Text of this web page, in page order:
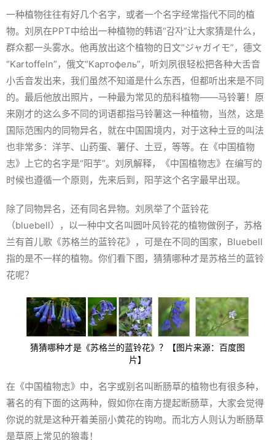
一种植物往往有好几个名字，或者一个名字经常指代不同的植
物。刘夙在PPT中给出一种植物的韩语“감자”让大家猜是什么，
群众都一头雾水。他再放出这个植物的日文“ジャガイモ”，德文
“Kartoffeln”，俄文“Картофель”，听刘夙很轻松把各种大舌音
小舌音发出来，我们虽然不知道是什么东西，但都听出来是不同
的。最后他放出照片，一种最为常见的茄科植物——马铃薯！原
来刚才的这么多不同的词语都指马铃薯这一种植物，当然，这是
国际范围内的同物异名，就在中国国境内，对于这种土豆的叫法
也非常多：洋芋、山药蛋、薯仔、土豆，等等。在《中国植物
志》上它的名字是“阳芋”。刘夙解释，《中国植物志》在编写的
时候也遵循一个原则，先来后到，阳芋这个名字最早出现。
除了同物异名，还有同名异物。刘夙举了个蓝铃花
（bluebell），以一种中文名叫圆叶风铃花的植物做例子，苏格
兰有首儿歌《苏格兰的蓝铃花》，可是在不同的国家，Bluebell
指的是不一样的植物。你们看下图，猜猜哪种才是苏格兰的蓝铃
花呢？
猜猜哪种才是《苏格兰的蓝铃花》？【图片来源：百度图
片】
在《中国植物志》中，名字或别名叫断肠草的植物也有很多种，
著名的有下面的这两种，假如你在南方提起断肠草，大家会觉得
你说的就是这种开着美丽小黄花的钩吻。而北方人则认为断肠草
是草原上常见的狼毒！